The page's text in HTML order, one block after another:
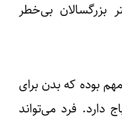
بزرگسالان بی‌خطر
بوده که بدن برای
دارد. فرد می‌تواند